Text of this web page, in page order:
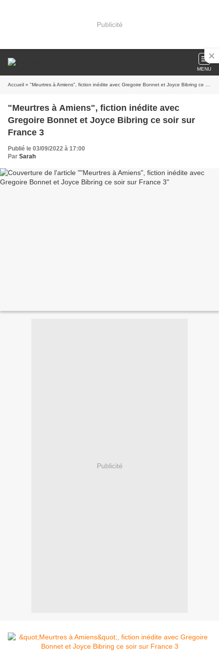
Publicité
MENU
Accueil » "Meurtres à Amiens", fiction inédite avec Gregoire Bonnet et Joyce Bibring ce soir sur France 3
"Meurtres à Amiens", fiction inédite avec
Gregoire Bonnet et Joyce Bibring ce soir sur
France 3
Publié le 03/09/2022 à 17:00
Par Sarah
Publicité